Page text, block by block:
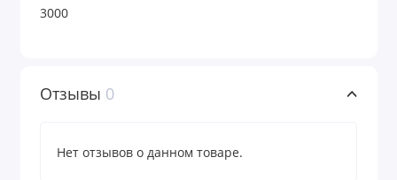
3000
Отзывы 0
Нет отзывов о данном товаре.